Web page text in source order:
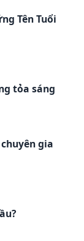
Tên Tuổi
tỏa sáng
gia